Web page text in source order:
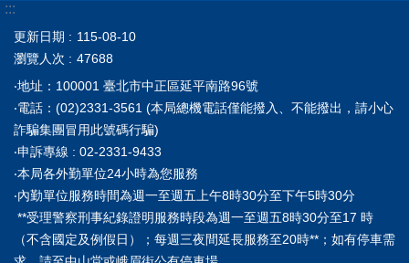
:::
更新日期
115-08-10
瀏覽人次
47688
‧地址：100001 臺北市中正區延平南路96號
‧電話：(02)2331-3561 (本局總機電話僅能撥入、不能撥出，請小心
詐騙集團冒用此號碼行騙)
‧申訴專線 : 02-2331-9433
‧本局各外勤單位24小時為您服務
‧內勤單位服務時間為週一至週五上午8時30分至下午5時30分
**受理警察刑事紀錄證明服務時段為週一至週五8時30分至17 時
（不含國定及例假日）；每週三夜間延長服務至20時**；如有停車需